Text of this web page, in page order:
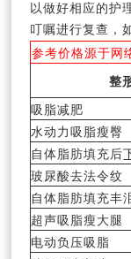
以做好相应的护
叮嘱进行复查，
参考价格源于网
整
吸脂减肥
水动力吸脂瘦臀
自体脂肪填充后
玻尿酸去法令纹
自体脂肪填充丰
超声吸脂瘦大腿
电动负压吸脂